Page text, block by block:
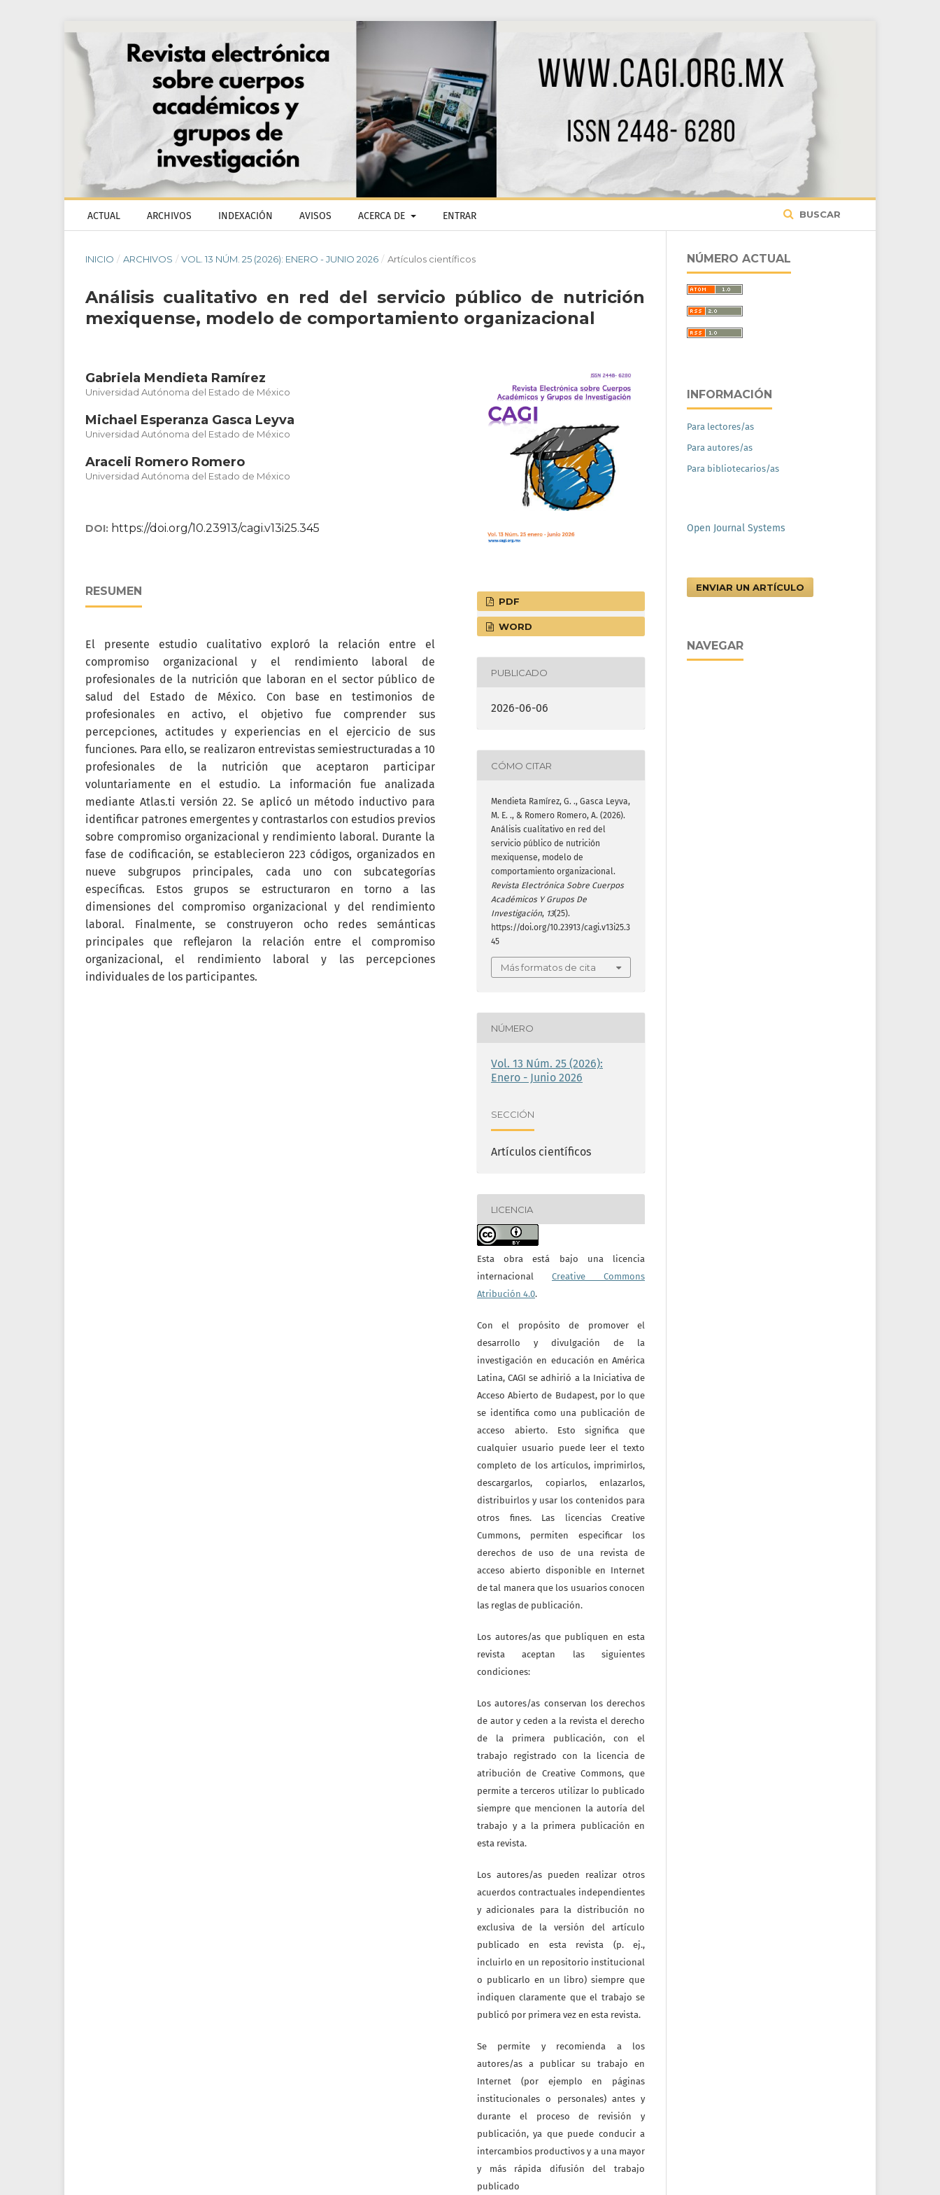
ACTUAL ARCHIVOS INDEXACIÓN AVISOS ACERCA DE ENTRAR BUSCAR
INICIO / ARCHIVOS / VOL. 13 NÚM. 25 (2026): ENERO - JUNIO 2026 / Artículos científicos
Análisis cualitativo en red del servicio público de nutrición
mexiquense, modelo de comportamiento organizacional
Gabriela Mendieta Ramírez
Universidad Autónoma del Estado de México
Michael Esperanza Gasca Leyva
Universidad Autónoma del Estado de México
Araceli Romero Romero
Universidad Autónoma del Estado de México
DOI: https://doi.org/10.23913/cagi.v13i25.345
RESUMEN
El presente estudio cualitativo exploró la relación entre el
compromiso organizacional y el rendimiento laboral de
profesionales de la nutrición que laboran en el sector público de
salud del Estado de México. Con base en testimonios de
profesionales en activo, el objetivo fue comprender sus
percepciones, actitudes y experiencias en el ejercicio de sus
funciones. Para ello, se realizaron entrevistas semiestructuradas a 10
profesionales de la nutrición que aceptaron participar
voluntariamente en el estudio. La información fue analizada
mediante Atlas.ti versión 22. Se aplicó un método inductivo para
identificar patrones emergentes y contrastarlos con estudios previos
sobre compromiso organizacional y rendimiento laboral. Durante la
fase de codificación, se establecieron 223 códigos, organizados en
nueve subgrupos principales, cada uno con subcategorías
específicas. Estos grupos se estructuraron en torno a las
dimensiones del compromiso organizacional y del rendimiento
laboral. Finalmente, se construyeron ocho redes semánticas
principales que reflejaron la relación entre el compromiso
organizacional, el rendimiento laboral y las percepciones
individuales de los participantes.
PDF
WORD
PUBLICADO
2026-06-06
CÓMO CITAR
Mendieta Ramírez, G. ., Gasca Leyva,
M. E. ., & Romero Romero, A. (2026).
Análisis cualitativo en red del
servicio público de nutrición
mexiquense, modelo de
comportamiento organizacional.
Revista Electrónica Sobre Cuerpos
Académicos Y Grupos De
Investigación, 13(25).
https://doi.org/10.23913/cagi.v13i25.3
45
Más formatos de cita
NÚMERO
Vol. 13 Núm. 25 (2026):
Enero - Junio 2026
SECCIÓN
Artículos científicos
LICENCIA
Esta obra está bajo una licencia
internacional Creative Commons
Atribución 4.0.
Con el propósito de promover el
desarrollo y divulgación de la
investigación en educación en América
Latina, CAGI se adhirió a la Iniciativa de
Acceso Abierto de Budapest, por lo que
se identifica como una publicación de
acceso abierto. Esto significa que
cualquier usuario puede leer el texto
completo de los artículos, imprimirlos,
descargarlos, copiarlos, enlazarlos,
distribuirlos y usar los contenidos para
otros fines. Las licencias Creative
Cummons, permiten especificar los
derechos de uso de una revista de
acceso abierto disponible en Internet
de tal manera que los usuarios conocen
las reglas de publicación.
Los autores/as que publiquen en esta
revista aceptan las siguientes
condiciones:
Los autores/as conservan los derechos
de autor y ceden a la revista el derecho
de la primera publicación, con el
trabajo registrado con la licencia de
atribución de Creative Commons, que
permite a terceros utilizar lo publicado
siempre que mencionen la autoría del
trabajo y a la primera publicación en
esta revista.
Los autores/as pueden realizar otros
acuerdos contractuales independientes
y adicionales para la distribución no
exclusiva de la versión del artículo
publicado en esta revista (p. ej.,
incluirlo en un repositorio institucional
o publicarlo en un libro) siempre que
indiquen claramente que el trabajo se
publicó por primera vez en esta revista.
Se permite y recomienda a los
autores/as a publicar su trabajo en
Internet (por ejemplo en páginas
institucionales o personales) antes y
durante el proceso de revisión y
publicación, ya que puede conducir a
intercambios productivos y a una mayor
y más rápida difusión del trabajo
publicado
NÚMERO ACTUAL
INFORMACIÓN
Para lectores/as
Para autores/as
Para bibliotecarios/as
Open Journal Systems
ENVIAR UN ARTÍCULO
NAVEGAR